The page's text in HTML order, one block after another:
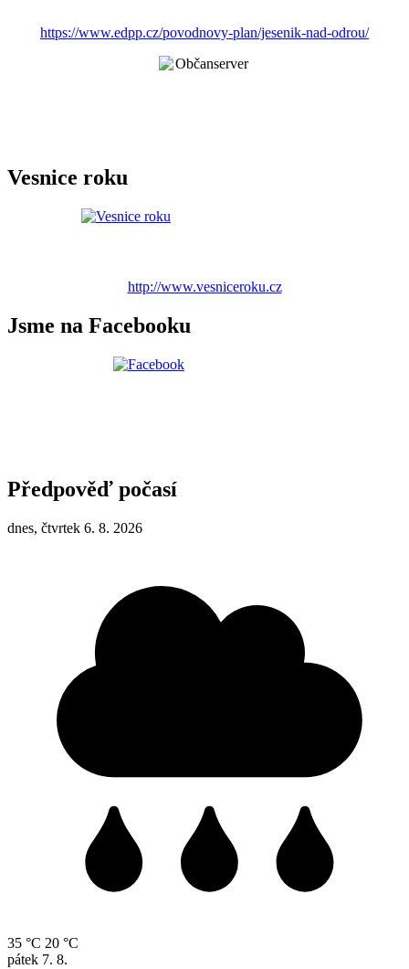
https://www.edpp.cz/povodnovy-plan/jesenik-nad-odrou/
Vesnice roku
http://www.vesniceroku.cz
Jsme na Facebooku
Předpověď počasí
dnes, čtvrtek 6. 8. 2026
35 °C 20 °C
pátek 7. 8.